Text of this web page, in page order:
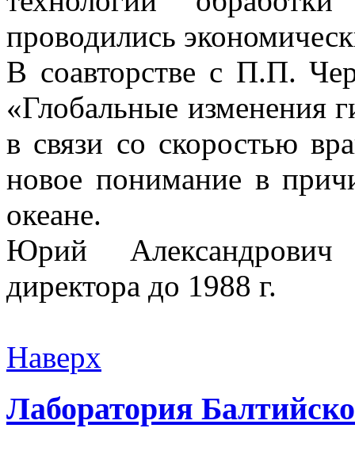
проводились
В соавторстве с П.П.
«Глобальные изменения
в связи со скоростью
новое понимание в
океане.
Юрий
директора до 1988 г.
Наверх
Лаборатория